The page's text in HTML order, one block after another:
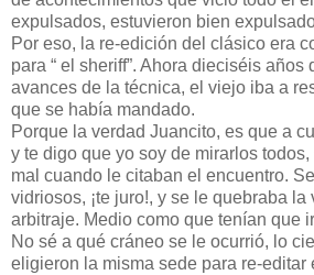
expulsados, estuvieron bien
Por eso, la re-edición del clásico era
para “ el sheriff”. Ahora dieciséis
avances de la técnica, el viejo iba a
que se había mandado.
Porque la verdad Juancito, es que a
y te digo que yo soy de mirarlos
mal cuando le citaban el encuentro.
vidriosos, ¡te juro!, y se le quebraba la
arbitraje. Medio como que tenían que
No sé a qué cráneo se le ocurrió, lo
eligieron la misma sede para re-editar